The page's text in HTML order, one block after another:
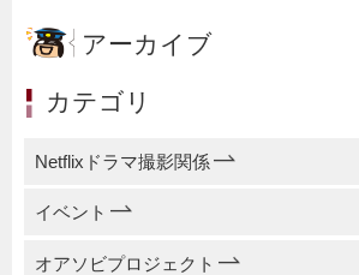
アーカイブ
カテゴリ
Netflixドラマ撮影関係
イベント
オアソビプロジェクト